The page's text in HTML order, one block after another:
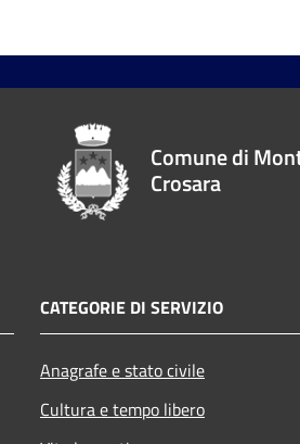
Comune di
Crosara
CATEGORIE DI SERVIZIO
Anagrafe e stato civile
Cultura e tempo libero